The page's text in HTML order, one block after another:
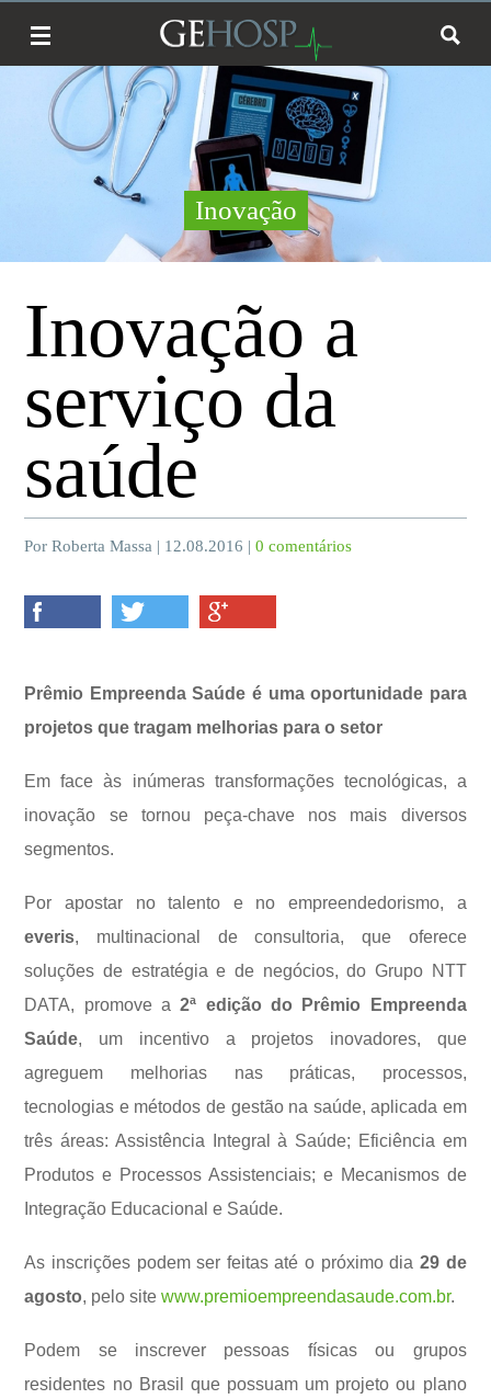
Inovação
Inovação a
serviço da
saúde
Por Roberta Massa | 12.08.2016 |0 comentários
Prêmio Empreenda Saúde é uma oportunidade para
projetos que tragam melhorias para o setor
Em face às inúmeras transformações tecnológicas, a
inovação se tornou peça-chave nos mais diversos
segmentos.
Por apostar no talento e no empreendedorismo, a
everis, multinacional de consultoria, que oferece
soluções de estratégia e de negócios, do Grupo NTT
DATA, promove a2ª edição do Prêmio Empreenda
Saúde, um incentivo a projetos inovadores, que
agreguem melhorias nas práticas, processos,
tecnologias e métodos de gestão na saúde, aplicada em
três áreas: Assistência Integral à Saúde; Eficiência em
Produtos e Processos Assistenciais; e Mecanismos de
Integração Educacional e Saúde.
As inscrições podem ser feitas até o próximo dia 29 de
agosto, pelo sitewww.premioempreendasaude.com.br.
Podem se inscrever pessoas físicas ou grupos
residentes no Brasil que possuam um projeto ou plano